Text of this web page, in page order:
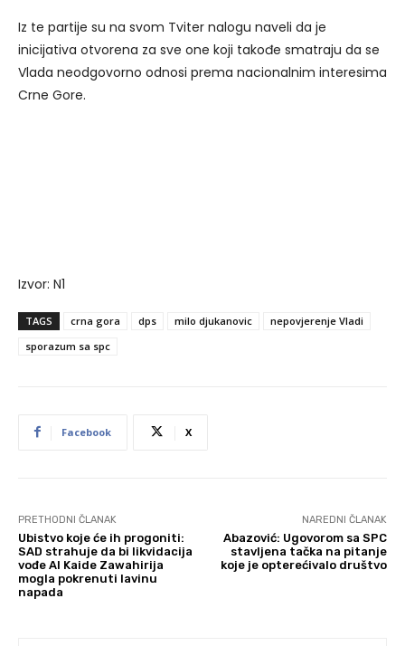
Iz te partije su na svom Tviter nalogu naveli da je
inicijativa otvorena za sve one koji takođe smatraju da se
Vlada neodgovorno odnosi prema nacionalnim interesima
Crne Gore.
Izvor: N1
TAGS crna gora dps milo djukanovic
nepovjerenje Vladi
sporazum sa spc
Facebook X
PRETHODNI ČLANAK
Ubistvo koje će ih progoniti:
SAD strahuje da bi likvidacija
vođe Al Kaide Zawahirija
mogla pokrenuti lavinu
napada
NAREDNI ČLANAK
Abazović: Ugovorom sa SPC
stavljena tačka na pitanje
koje je opterećivalo društvo